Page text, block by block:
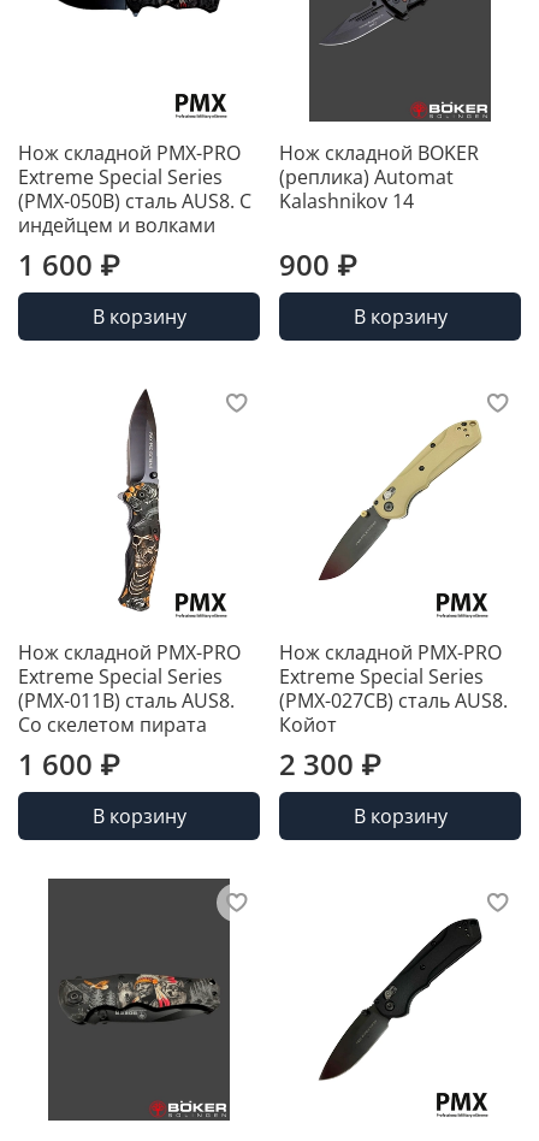
Нож складной PMX-PRO
Extreme Special Series
(PMX-050B) сталь AUS8. С
индейцем и волками
1 600 ₽
В корзину
Нож складной BOKER
(реплика) Automat
Kalashnikov 14
900 ₽
В корзину
Нож складной PMX-PRO
Extreme Special Series
(PMX-011B) сталь AUS8.
Со скелетом пирата
1 600 ₽
В корзину
Нож складной PMX-PRO
Extreme Special Series
(PMX-027CB) сталь AUS8.
Койот
2 300 ₽
В корзину